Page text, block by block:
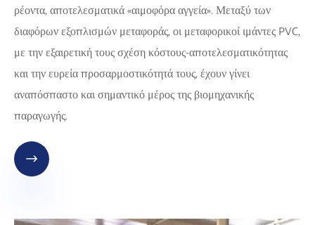
ρέοντα, αποτελεσματικά «αιμοφόρα αγγεία». Μεταξύ των
διαφόρων εξοπλισμών μεταφοράς, οι μεταφορικοί ιμάντες PVC,
με την εξαιρετική τους σχέση κόστους-αποτελεσματικότητας
και την ευρεία προσαρμοστικότητά τους, έχουν γίνει
αναπόσπαστο και σημαντικό μέρος της βιομηχανικής
παραγωγής.
